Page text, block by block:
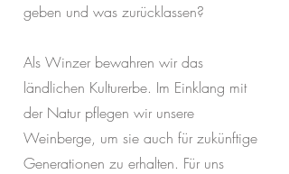
geben und was zurücklassen?
Als Winzer bewahren wir das
ländlichen Kulturerbe. Im Einklang mit
der Natur pflegen wir unsere
Weinberge, um sie auch für zukünftige
Generationen zu erhalten. Für uns